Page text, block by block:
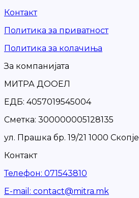
Контакт
Политика за приватност
Политика за колачиња
За компанијата
МИТРА ДООЕЛ
ЕДБ: 4057019545004
Сметка: 300000005128135
ул. Прашка бр. 19/21 1000 Скопје
Контакт
Телефон: 071543810
Е-mail : contact@mitra.mk